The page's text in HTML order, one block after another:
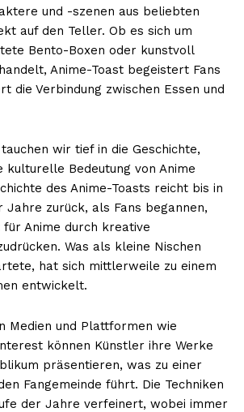
und -szenen aus beliebten
auf den Teller. Ob es sich um
Bento-Boxen oder kunstvoll
Anime-Toast begeistert Fans
die Verbindung zwischen Essen und
wir tief in die Geschichte,
kulturelle Bedeutung von Anime
des Anime-Toasts reicht bis in
Jahre zurück, als Fans begannen,
Anime durch kreative
Was als kleine Nischen
hat sich mittlerweile zu einem
entwickelt.
Medien und Plattformen wie
können Künstler ihre Werke
präsentieren, was zu einer
Fangemeinde führt. Die Techniken
der Jahre verfeinert, wobei immer